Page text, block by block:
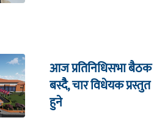
आज प्रतिनिधिसभा बैठक
बस्दैै, चार विधेयक प्रस्तुत
हुने